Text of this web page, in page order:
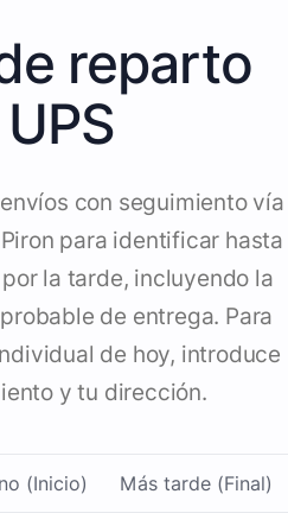
reparto
con seguimiento vía
para identificar hasta
la tarde, incluyendo la
de entrega. Para
de hoy, introduce
y tu dirección.
(Inicio) Más tarde (Final)